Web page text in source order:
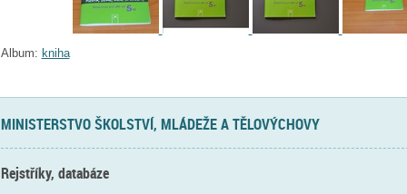
Album: kniha
MINISTERSTVO ŠKOLSTVÍ, MLÁDEŽE A TĚLOVÝCHOVY
Rejstříky, databáze